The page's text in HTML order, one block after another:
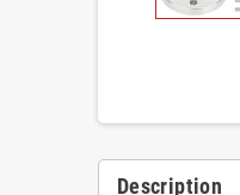
Description